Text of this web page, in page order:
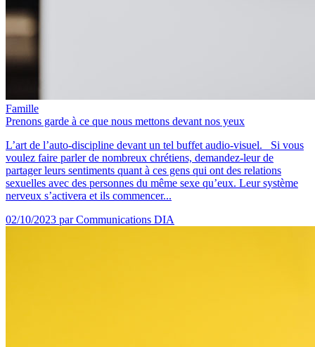
Famille
Prenons garde à ce que nous mettons devant nos yeux
L’art de l’auto-discipline devant un tel buffet audio-visuel. Si vous
voulez faire parler de nombreux chrétiens, demandez-leur de
partager leurs sentiments quant à ces gens qui ont des relations
sexuelles avec des personnes du même sexe qu’eux. Leur système
nerveux s’activera et ils commencer...
02/10/2023 par Communications DIA